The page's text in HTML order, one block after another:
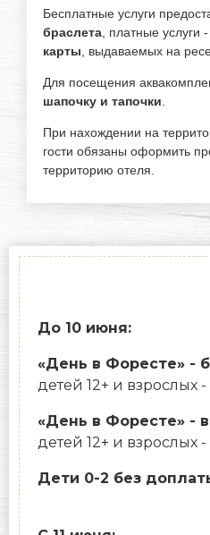
Бесплатные услуги
браслета, платные услуги
карты, выдаваемых на
Для посещения
шапочку и тапочки.
При нахождении на
гости обязаны оформить
территорию отеля.
До 10 июня:
«День в Форесте» -
детей 12+ и взрослых -
«День в Форесте» -
детей 12+ и взрослых -
Дети 0-2 без